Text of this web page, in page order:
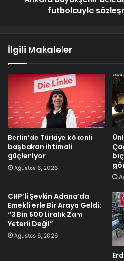
futbolcuyla
İlgili Makaleler
Berlin’de Türkiye kökenli
başbakan ihtimali
güçleniyor
Ağustos 6, 2026
CHP’li Şevkin Adana’da
Emeklilerle Bir Araya Geldi:
“3 Bin 500 Liralık Zam
Yeterli Değil”
Ağustos 6, 2026